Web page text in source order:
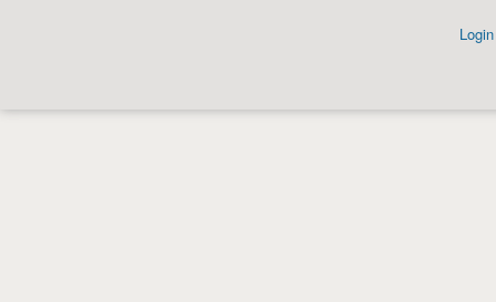
Login